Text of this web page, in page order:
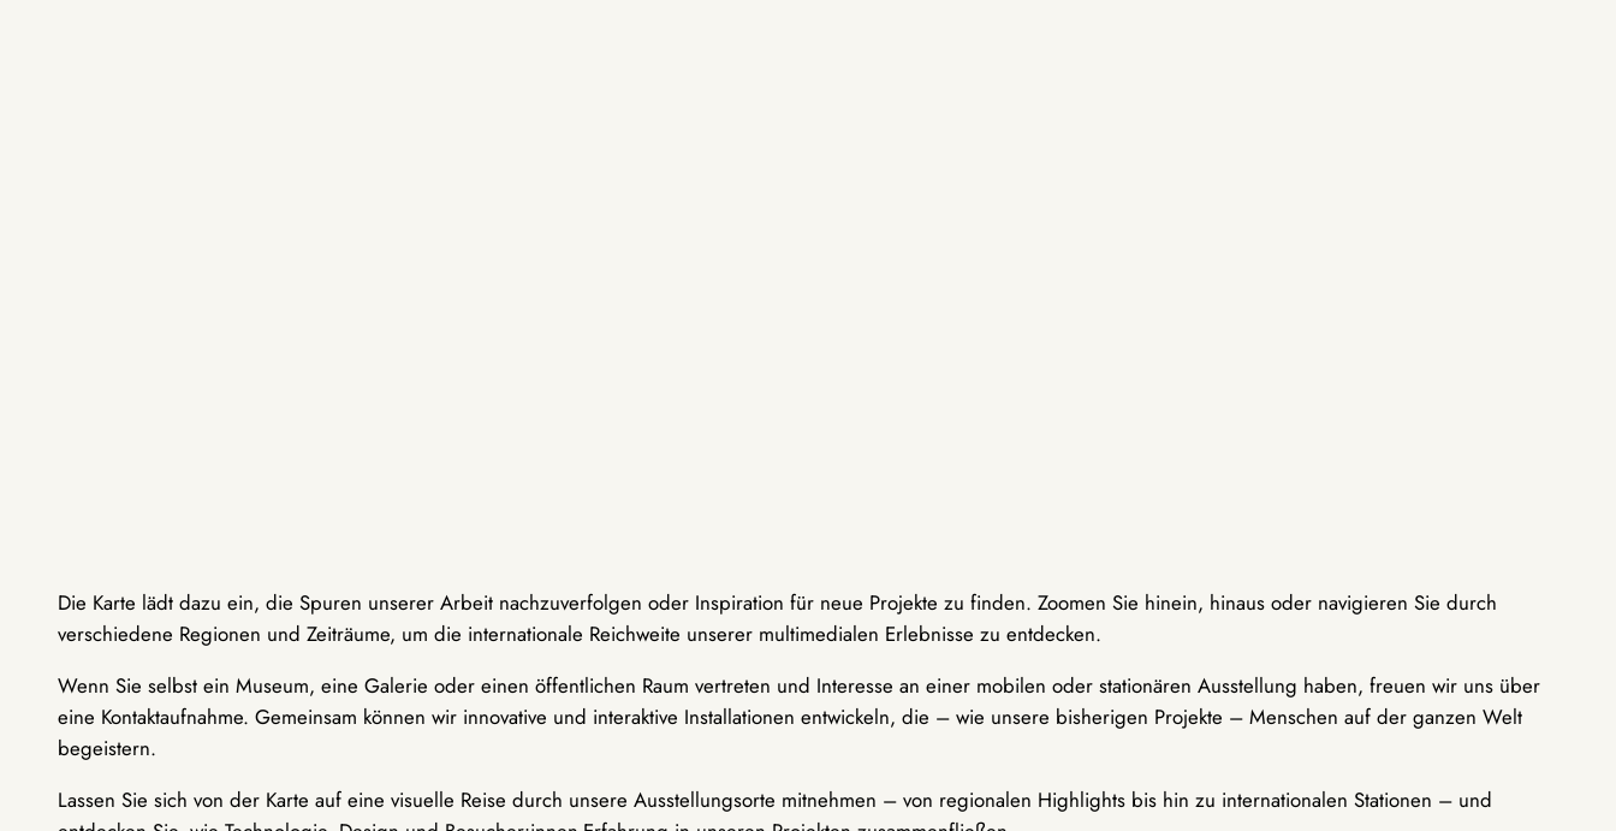
Die Karte lädt dazu ein, die Spuren unserer Arbeit nachzuverfolgen oder Inspiration für neue Projekte zu finden. Zoomen Sie hinein, hinaus oder navigieren Sie durch
verschiedene Regionen und Zeiträume, um die internationale Reichweite unserer multimedialen Erlebnisse zu entdecken.
Wenn Sie selbst ein Museum, eine Galerie oder einen öffentlichen Raum vertreten und Interesse an einer mobilen oder stationären Ausstellung haben, freuen wir uns über
eine Kontaktaufnahme. Gemeinsam können wir innovative und interaktive Installationen entwickeln, die – wie unsere bisherigen Projekte – Menschen auf der ganzen Welt
begeistern.
Lassen Sie sich von der Karte auf eine visuelle Reise durch unsere Ausstellungsorte mitnehmen – von regionalen Highlights bis hin zu internationalen Stationen – und